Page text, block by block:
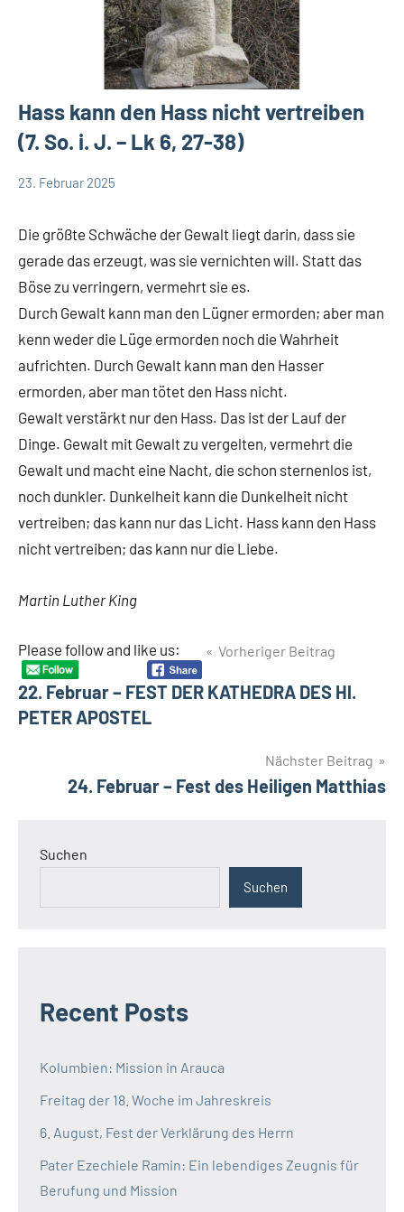
Hass kann den Hass nicht vertreiben
(7. So. i. J. – Lk 6, 27-38)
App-
spirituelles
23. Februar 2025
Die größte Schwäche der Gewalt liegt darin, dass sie
gerade das erzeugt, was sie vernichten will. Statt das
Böse zu verringern, vermehrt sie es.
Durch Gewalt kann man den Lügner ermorden; aber man
kenn weder die Lüge ermorden noch die Wahrheit
aufrichten. Durch Gewalt kann man den Hasser
ermorden, aber man tötet den Hass nicht.
Gewalt verstärkt nur den Hass. Das ist der Lauf der
Dinge. Gewalt mit Gewalt zu vergelten, vermehrt die
Gewalt und macht eine Nacht, die schon sternenlos ist,
noch dunkler. Dunkelheit kann die Dunkelheit nicht
vertreiben; das kann nur das Licht. Hass kann den Hass
nicht vertreiben; das kann nur die Liebe.
Martin Luther King
Please follow and like us:
BeitragsnavigationVorheriger Beitrag
22. Februar – FEST DER KATHEDRA DES Hl.
PETER APOSTEL
Nächster Beitrag
24. Februar – Fest des Heiligen Matthias
Suchen
Suchen
Recent Posts
Kolumbien: Mission in Arauca
Freitag der 18. Woche im Jahreskreis
6. August, Fest der Verklärung des Herrn
Pater Ezechiele Ramin: Ein lebendiges Zeugnis für
Berufung und Mission